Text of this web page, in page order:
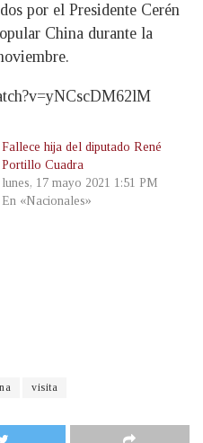
por el Presidente Cerén
China durante la
Fallece hija del diputado René
Portillo Cuadra
lunes, 17 mayo 2021 1:51 PM
En «Nacionales»
visita